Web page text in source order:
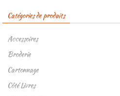
Catégories de produits
Accessoires
Broderie
Cartonnage
Côté Livres